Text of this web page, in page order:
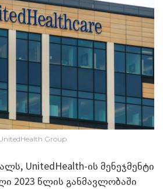
Group
UnitedHealth-ის მენეჯმენტი
2023 წლის განმავლობაში